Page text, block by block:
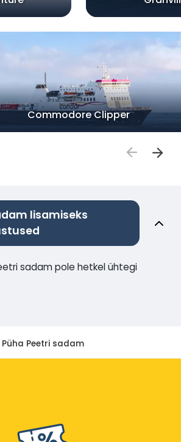
Commodore Clipper
lisamiseks
sadam pole hetkel ühtegi
Püha Peetri sadam